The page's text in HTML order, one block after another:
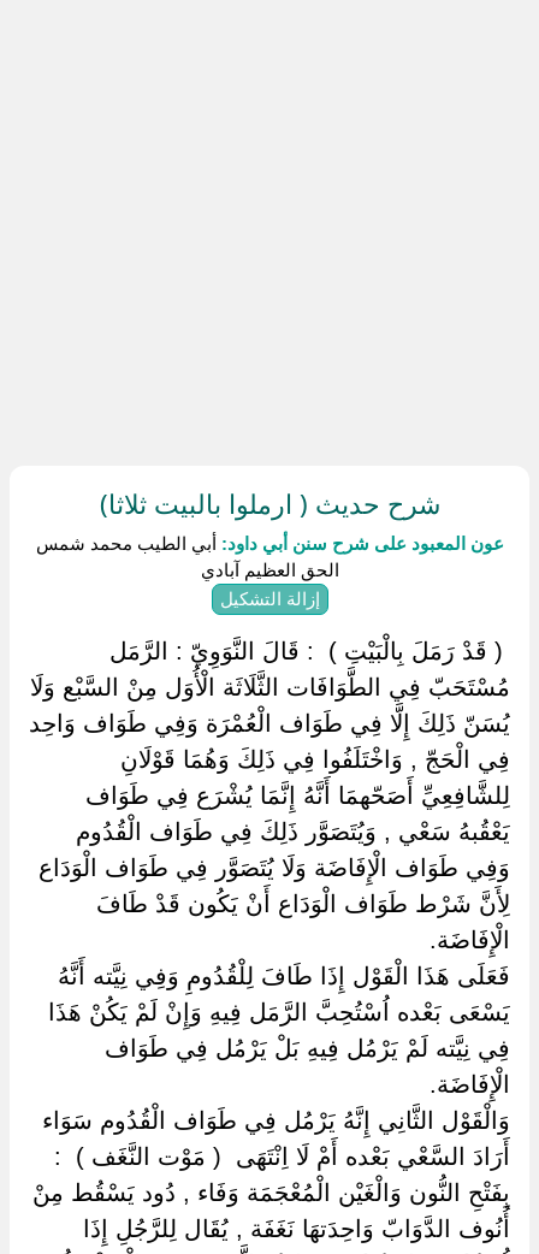
شرح حديث ( ارملوا بالبيت ثلاثا)
عون المعبود على شرح سنن أبي داود: أبي الطيب محمد شمس
الحق العظيم آبادي
إزالة التشكيل
‏ ‏( قَدْ رَمَلَ بِالْبَيْتِ ) ‏ ‏: قَالَ النَّوَوِيّ : الرَّمَل
مُسْتَحَبّ فِي الطَّوَافَات الثَّلَاثَة الْأُوَل مِنْ السَّبْع وَلَا
يُسَنّ ذَلِكَ إِلَّا فِي طَوَاف الْعُمْرَة وَفِي طَوَاف وَاحِد
فِي الْحَجّ , وَاخْتَلَفُوا فِي ذَلِكَ وَهُمَا قَوْلَانِ
لِلشَّافِعِيِّ أَصَحّهمَا أَنَّهُ إِنَّمَا يُشْرَع فِي طَوَاف
يَعْقُبهُ سَعْي , وَيُتَصَوَّر ذَلِكَ فِي طَوَاف الْقُدُوم
وَفِي طَوَاف الْإِفَاضَة وَلَا يُتَصَوَّر فِي طَوَاف الْوَدَاع
لِأَنَّ شَرْط طَوَاف الْوَدَاع أَنْ يَكُون قَدْ طَافَ
الْإِفَاضَة.
فَعَلَى هَذَا الْقَوْل إِذَا طَافَ لِلْقُدُومِ وَفِي نِيَّته أَنَّهُ
يَسْعَى بَعْده اُسْتُحِبَّ الرَّمَل فِيهِ وَإِنْ لَمْ يَكُنْ هَذَا
فِي نِيَّته لَمْ يَرْمُل فِيهِ بَلْ يَرْمُل فِي طَوَاف
الْإِفَاضَة.
وَالْقَوْل الثَّانِي إِنَّهُ يَرْمُل فِي طَوَاف الْقُدُوم سَوَاء
أَرَادَ السَّعْي بَعْده أَمْ لَا اِنْتَهَى ‏ ‏( مَوْت النَّغَف ) ‏ ‏:
بِفَتْحِ النُّون وَالْغَيْن الْمُعْجَمَة وَفَاء , دُود يَسْقُط مِنْ
أُنُوف الدَّوَابّ وَاحِدَتهَا نَغَفَة , يُقَال لِلرَّجُلِ إِذَا